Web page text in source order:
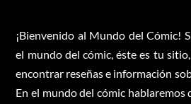
¡Bienvenido al Mundo del Cómic!
el mundo del cómic, éste es tu
encontrar reseñas e información
En el mundo del cómic